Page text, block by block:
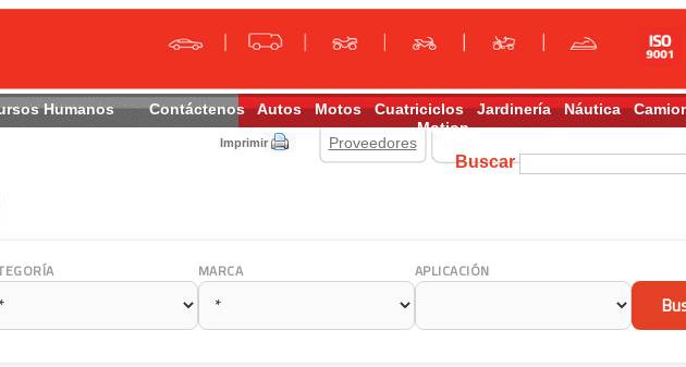
Humanos Contáctenos Autos Motos Cuatriciclos Jardinería Náutica
Motion
Imprimir Proveedores
Buscar
MARCA APLICACIÓN